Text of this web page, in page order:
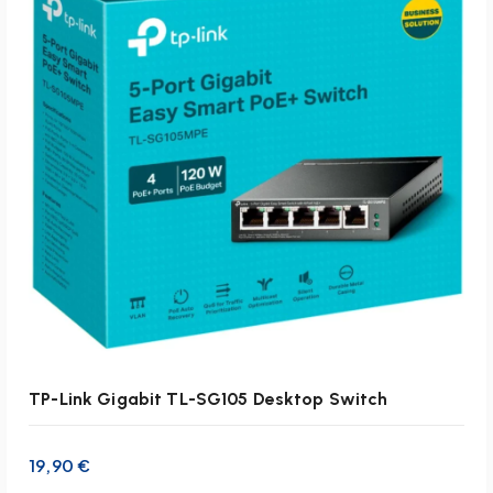
P
d
u
k
t
e
m
TP-Link Gigabit TL-SG105 Desktop Switch
19,90 €